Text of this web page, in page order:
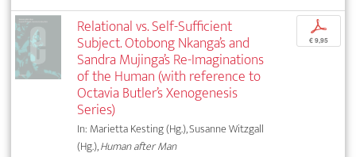
Relational vs. Self-Sufficient
Subject. Otobong Nkanga’s and
Sandra Mujinga’s Re-Imaginations
of the Human (with reference to
Octavia Butler’s Xenogenesis
Series)
In: Marietta Kesting (Hg.), Susanne Witzgall
(Hg.),Human after Man
p
€ 9,95